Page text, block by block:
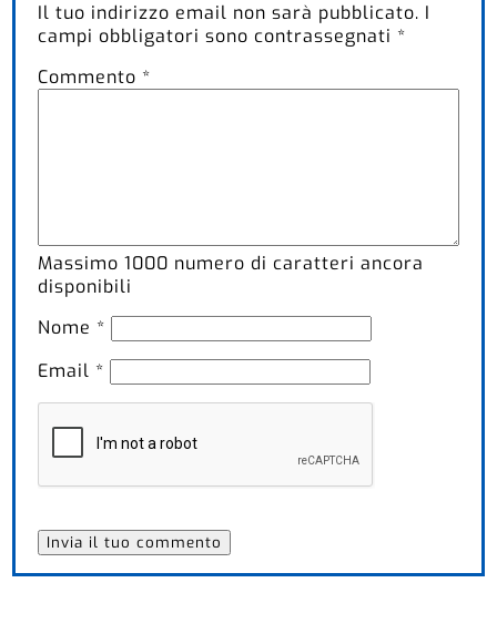
Il tuo indirizzo email non sarà pubblicato. I
campi obbligatori sono contrassegnati *
Commento *
Massimo1000 numero di caratteri ancora
disponibili
Nome *
Email *